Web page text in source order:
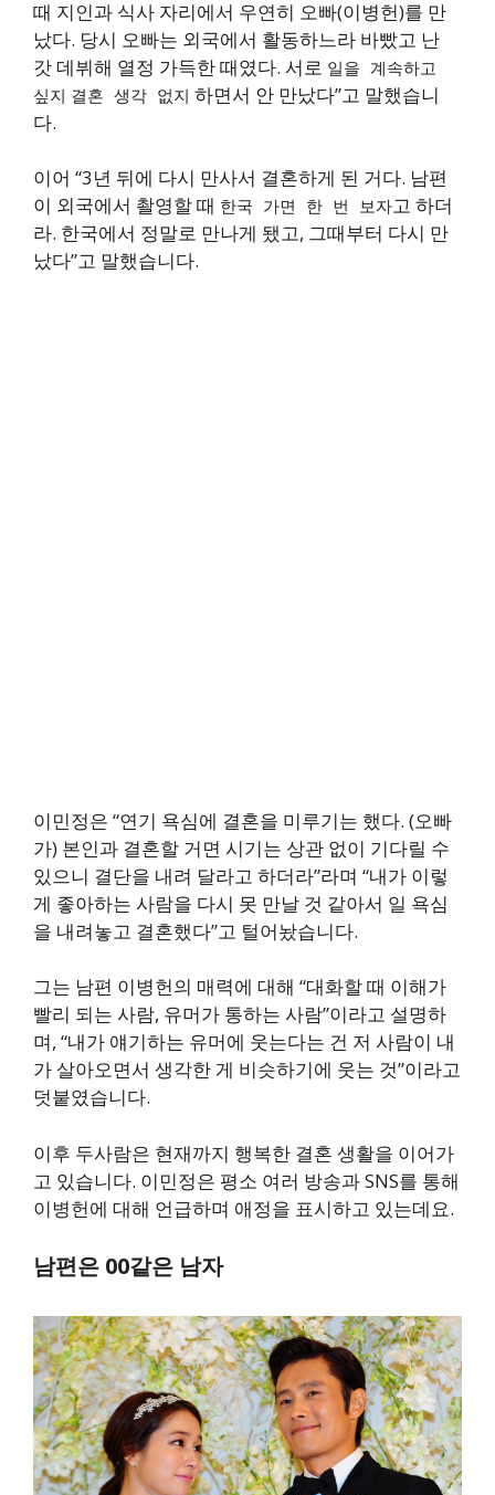
때 지인과 식사 자리에서 우연히 오빠(이병헌)를 만
났다. 당시 오빠는 외국에서 활동하느라 바빴고 난
갓 데뷔해 열정 가득한 때였다. 서로 일을 계속하고
싶지 결혼 생각 없지 하면서 안 만났다”고 말했습니
다.
이어 “3년 뒤에 다시 만사서 결혼하게 된 거다. 남편
이 외국에서 촬영할 때 한국 가면 한 번 보자고 하더
라. 한국에서 정말로 만나게 됐고, 그때부터 다시 만
났다”고 말했습니다.
이민정은 “연기 욕심에 결혼을 미루기는 했다. (오빠
가) 본인과 결혼할 거면 시기는 상관 없이 기다릴 수
있으니 결단을 내려 달라고 하더라”라며 “내가 이렇
게 좋아하는 사람을 다시 못 만날 것 같아서 일 욕심
을 내려놓고 결혼했다”고 털어놨습니다.
그는 남편 이병헌의 매력에 대해 “대화할 때 이해가
빨리 되는 사람, 유머가 통하는 사람”이라고 설명하
며, “내가 얘기하는 유머에 웃는다는 건 저 사람이 내
가 살아오면서 생각한 게 비슷하기에 웃는 것”이라고
덧붙였습니다.
이후 두사람은 현재까지 행복한 결혼 생활을 이어가
고 있습니다. 이민정은 평소 여러 방송과 SNS를 통해
이병헌에 대해 언급하며 애정을 표시하고 있는데요.
남편은 00같은 남자